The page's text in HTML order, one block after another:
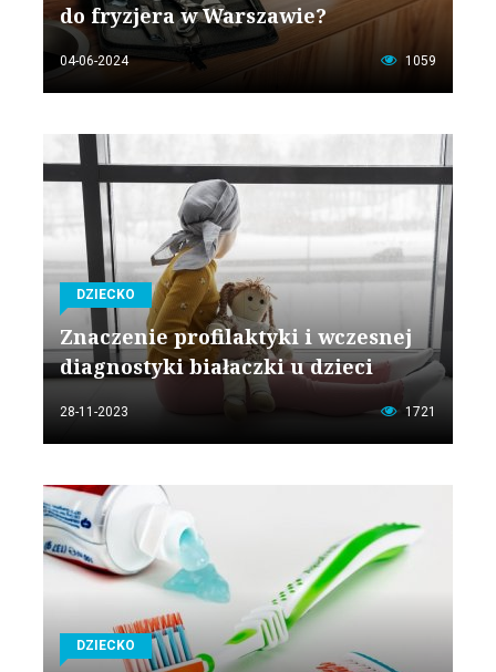
do fryzjera w Warszawie?
04-06-2024 1059
DZIECKO
Znaczenie profilaktyki i wczesnej
diagnostyki białaczki u dzieci
28-11-2023 1721
DZIECKO